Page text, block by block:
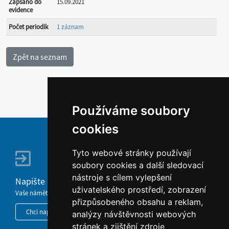
Používáme soubory
cookies
Tyto webové stránky používají
soubory cookies a další sledovací
nástroje s cílem vylepšení
uživatelského prostředí, zobrazení
přizpůsobeného obsahu a reklam,
analýzy návštěvnosti webových
stránek a zjištění zdroje
Zapsáno do
evidence
15.09.2021
Počet periodik 1 záznam
Napište nám
Vaše náměty, komentáře, připomínky a dotazy nezůstanou bez odezvy.
Chci napsat MKČR